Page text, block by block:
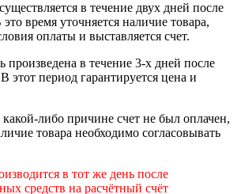
в течение двух дней после
время уточняется наличие товара,
оплаты и выставляется счет.
в течение 3-х дней после
этот период гарантируется цена и
либо причине счет не был оплачен,
товара необходимо согласовывать
в тот же день после
средств на расчётный счёт